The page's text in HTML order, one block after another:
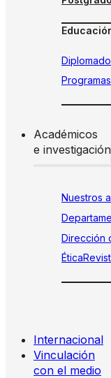
Académicos
e investigación
Nuestros
Dirección
Ética
Internacional
Vinculación
con el medio